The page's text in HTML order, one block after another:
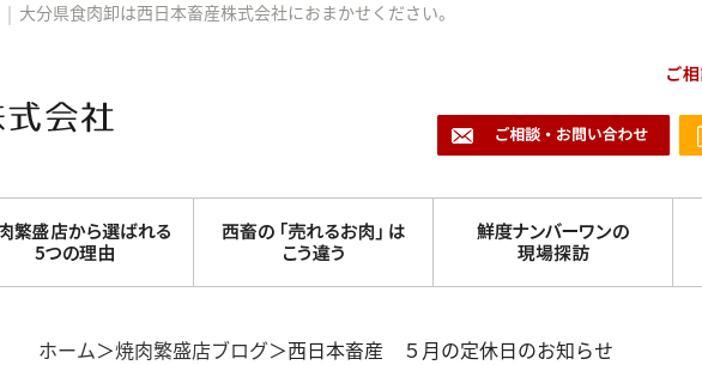
│ 大分県食肉卸は西日本畜産株式会社におまかせください。
ホーム＞焼肉繁盛店ブログ＞西日本畜産 ５月の定休日のお知らせ